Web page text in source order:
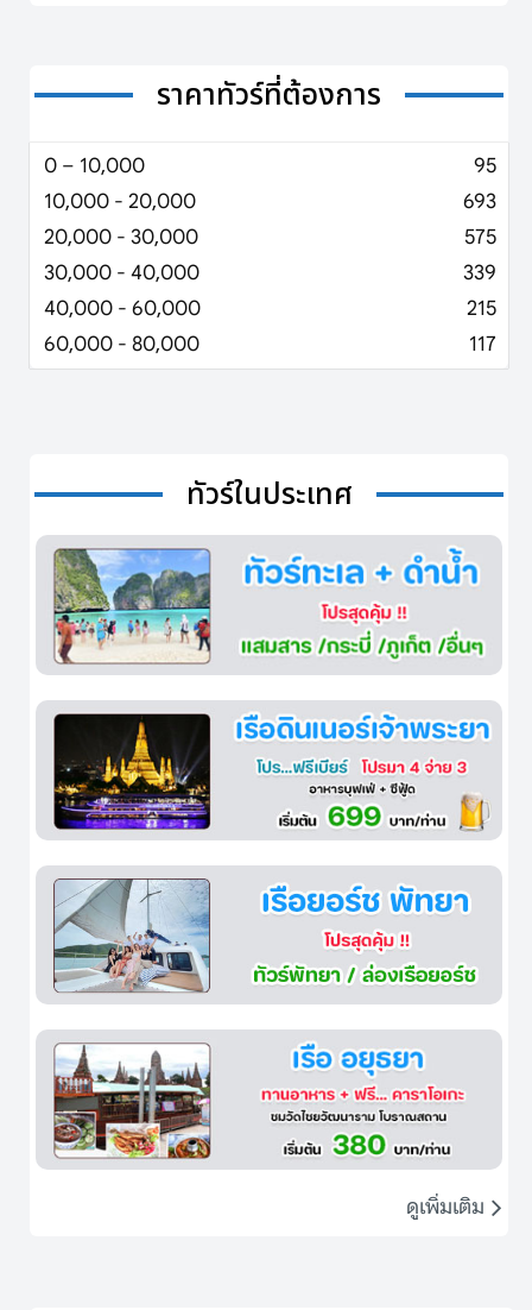
ราคาทัวร์ที่ต้องการ
0 – 10,000
95
10,000 - 20,000
693
20,000 - 30,000
575
30,000 - 40,000
339
40,000 - 60,000
215
60,000 - 80,000
117
ทัวร์ในประเทศ
ดูเพิ่มเติม